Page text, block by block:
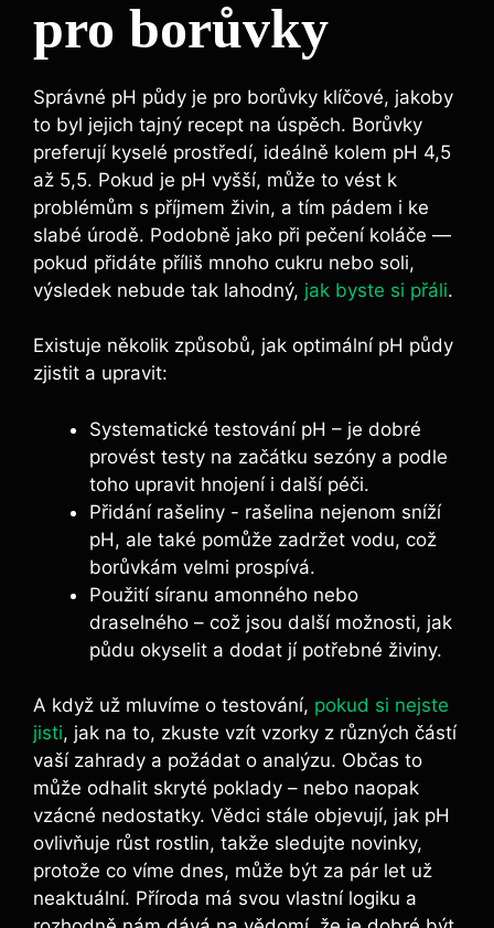
pro borůvky
Správné pH ‍půdy je ⁤pro borůvky klíčové,⁤ jakoby
to byl jejich tajný recept na úspěch. Borůvky
preferují kyselé prostředí, ⁢ideálně kolem pH ‌4,5
až 5,5.‌ Pokud je pH vyšší, může ⁤to vést k
problémům s příjmem živin, a tím⁢ pádem i ke
slabé úrodě. Podobně jako při pečení koláče —⁢
pokud přidáte příliš mnoho⁤ cukru nebo soli,
výsledek ‍nebude tak lahodný,⁢ jak byste si‍ přáli.
Existuje několik ⁤způsobů, jak optimální pH půdy
⁤zjistit a upravit:
Systematické testování pH – je dobré
provést testy na začátku sezóny a ⁤podle
toho ⁣upravit‌ hnojení i další péči.
Přidání rašeliny -⁢ rašelina nejenom sníží
pH, ale také pomůže ‍zadržet vodu, což⁣
borůvkám⁤ velmi prospívá.
Použití síranu amonného ⁣nebo
draselného – což jsou další možnosti, jak⁣
půdu ⁣okyselit ⁤a⁤ dodat⁢ jí potřebné živiny.
A ‍když⁣ už mluvíme o testování, pokud si nejste‌
jisti, jak na to, zkuste vzít vzorky z různých částí
‍vaší ⁢zahrady a požádat o analýzu.⁤ Občas to
⁤může odhalit skryté poklady –⁣ nebo naopak⁣
vzácné nedostatky. Vědci stále ‌objevují, ⁣jak pH
ovlivňuje růst rostlin,⁢ takže sledujte​ novinky,
protože co ⁣víme dnes, může⁤ být‍ za pár let už
neaktuální. ‌Příroda‍ má ​svou vlastní ⁤logiku‍ a